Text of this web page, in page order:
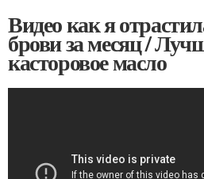
Видео как я
брови за месяц /
касторовое масло